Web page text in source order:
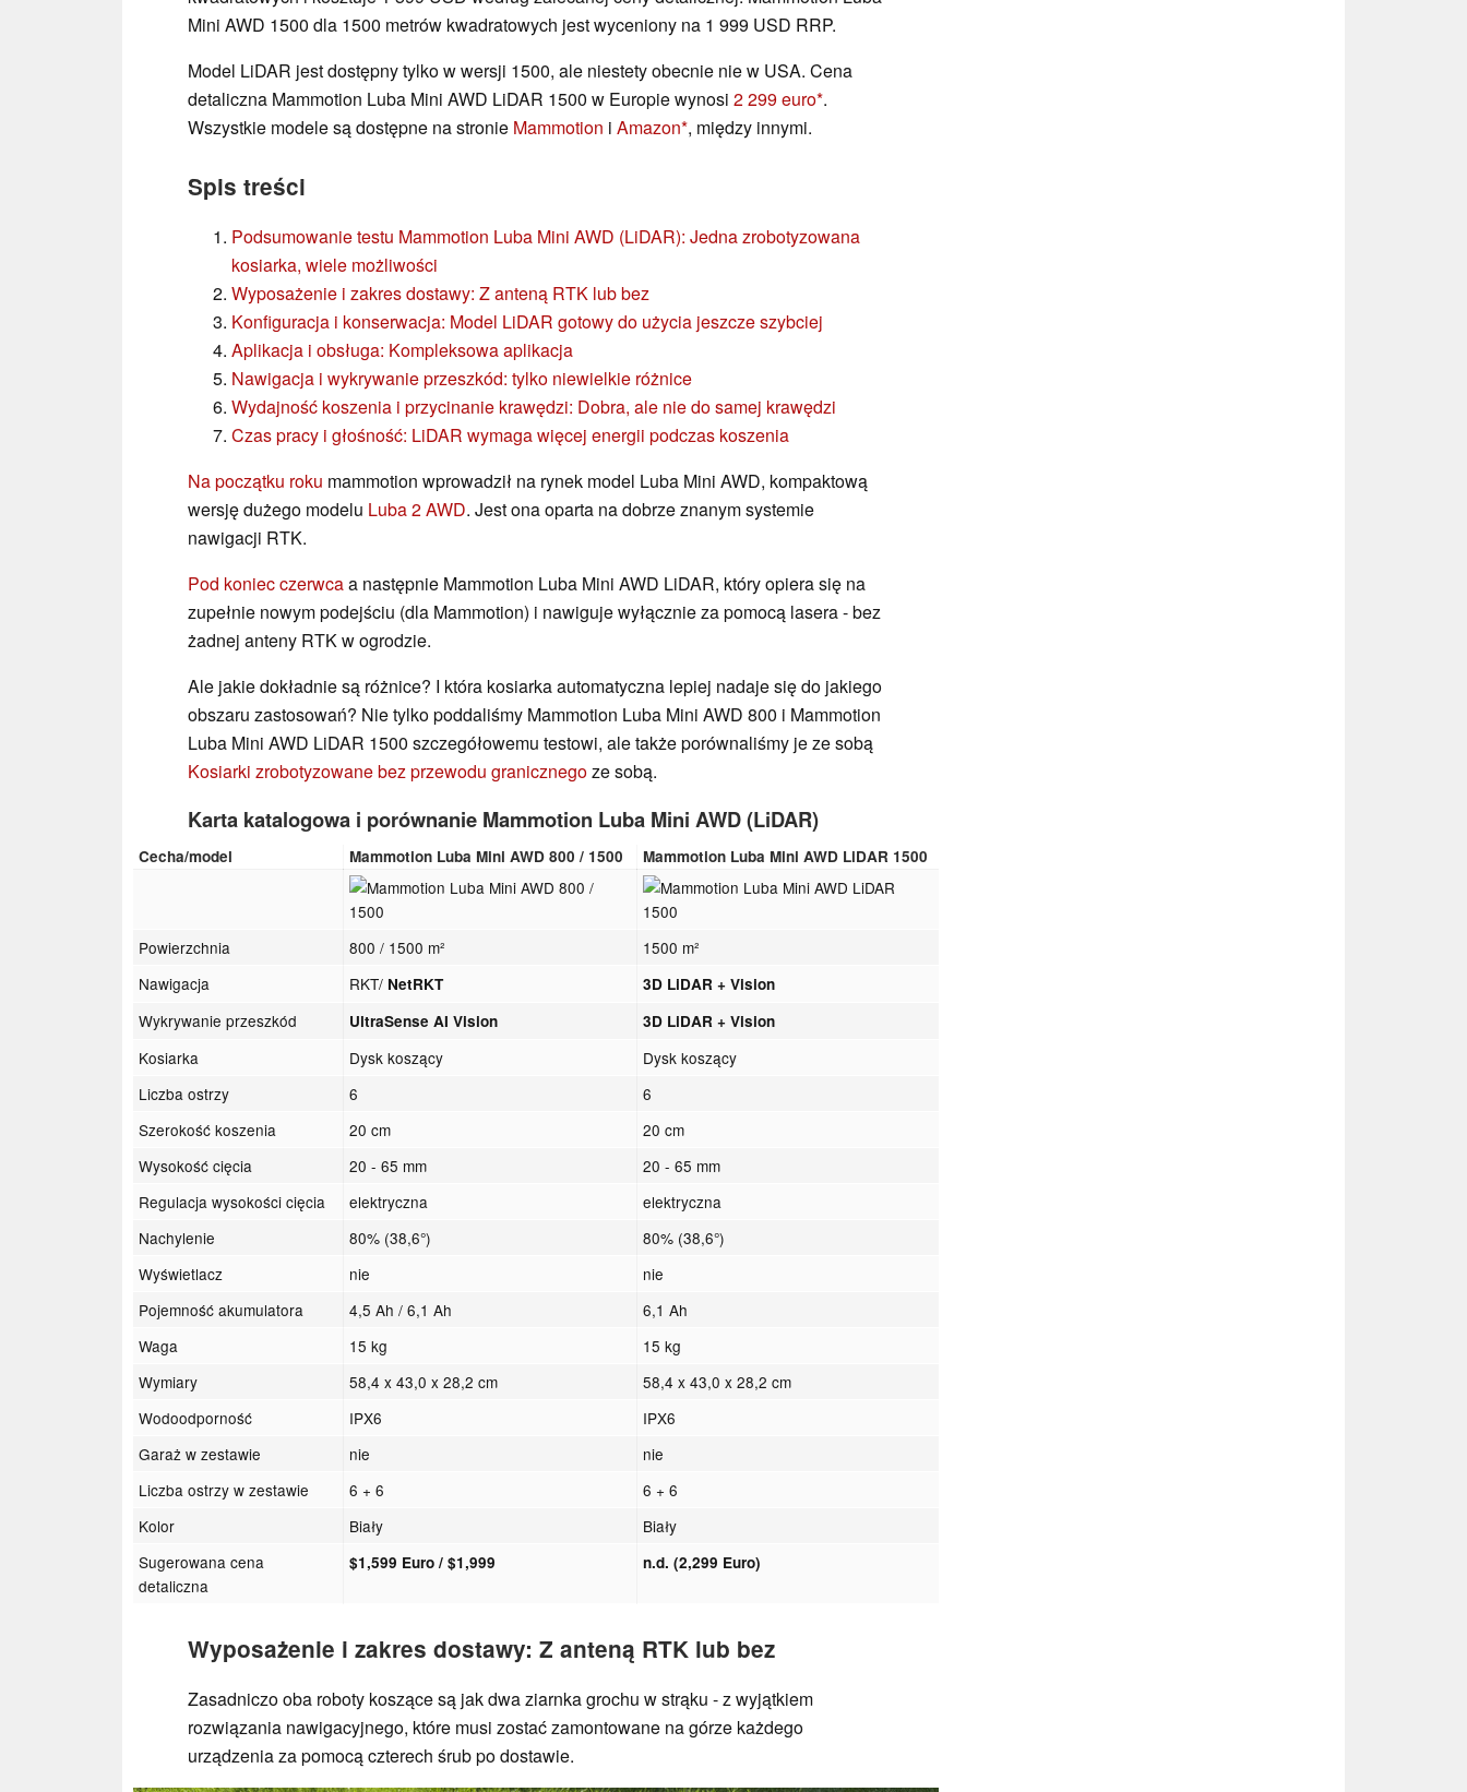
Mini AWD 1500 dla 1500 metrów kwadratowych jest wyceniony na 1 999 USD RRP.
Model LiDAR jest dostępny tylko w wersji 1500, ale niestety obecnie nie w USA. Cena
detaliczna Mammotion Luba Mini AWD LiDAR 1500 w Europie wynosi 2 299 euro .
Wszystkie modele są dostępne na stronie Mammotion i Amazon , między innymi.
Spis treści
Podsumowanie testu Mammotion Luba Mini AWD (LiDAR): Jedna zrobotyzowana
kosiarka, wiele możliwości
Wyposażenie i zakres dostawy: Z anteną RTK lub bez
Konfiguracja i konserwacja: Model LiDAR gotowy do użycia jeszcze szybciej
Aplikacja i obsługa: Kompleksowa aplikacja
Nawigacja i wykrywanie przeszkód: tylko niewielkie różnice
Wydajność koszenia i przycinanie krawędzi: Dobra, ale nie do samej krawędzi
Czas pracy i głośność: LiDAR wymaga więcej energii podczas koszenia
Na początku roku mammotion wprowadził na rynek model Luba Mini AWD, kompaktową
wersję dużego modelu Luba 2 AWD. Jest ona oparta na dobrze znanym systemie
nawigacji RTK.
Pod koniec czerwcaa następnie Mammotion Luba Mini AWD LiDAR, który opiera się na
zupełnie nowym podejściu (dla Mammotion) i nawiguje wyłącznie za pomocą lasera - bez
żadnej anteny RTK w ogrodzie.
Ale jakie dokładnie są różnice? I która kosiarka automatyczna lepiej nadaje się do jakiego
obszaru zastosowań? Nie tylko poddaliśmy Mammotion Luba Mini AWD 800 i Mammotion
Luba Mini AWD LiDAR 1500 szczegółowemu testowi, ale także porównaliśmy je ze sobą
Kosiarki zrobotyzowane bez przewodu granicznegoze sobą.
Karta katalogowa i porównanie Mammotion Luba Mini AWD (LiDAR)
Cecha/model Mammotion Luba Mini AWD 800 / 1500 Mammotion Luba Mini AWD LiDAR 1500
Powierzchnia 800 / 1500 m²
1500 m²
Nawigacja
RKT/ NetRKT 3D LiDAR + Vision
Wykrywanie przeszkód UltraSense AI Vision 3D LiDAR + Vision
Kosiarka Dysk koszący
Dysk koszący
Liczba ostrzy
6
6
Szerokość koszenia
20 cm
20 cm
Wysokość cięcia
20 - 65 mm
20 - 65 mm
Regulacja wysokości cięcia
elektryczna
elektryczna
Nachylenie
80% (38,6°)
80% (38,6°)
Wyświetlacz
nie
nie
Pojemność akumulatora
4,5 Ah / 6,1 Ah
6,1 Ah
Waga
15 kg
15 kg
Wymiary
58,4 x 43,0 x 28,2 cm
58,4 x 43,0 x 28,2 cm
Wodoodporność
IPX6
IPX6
Garaż w zestawie
nie
nie
Liczba ostrzy w zestawie
6 + 6
6 + 6
Kolor
Biały
Biały
Sugerowana cena
detaliczna
$1,599 Euro / $1,999 n.d. (2,299 Euro)
Wyposażenie i zakres dostawy: Z anteną RTK lub bez
Zasadniczo oba roboty koszące są jak dwa ziarnka grochu w strąku - z wyjątkiem
rozwiązania nawigacyjnego, które musi zostać zamontowane na górze każdego
urządzenia za pomocą czterech śrub po dostawie.